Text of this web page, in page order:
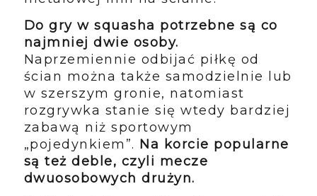
Do gry w squasha potrzebne są co
najmniej dwie osoby.
Naprzemiennie odbijać piłkę od
ścian można także samodzielnie lub
w szerszym gronie, natomiast
rozgrywka stanie się wtedy bardziej
zabawą niż sportowym
„pojedynkiem”. Na korcie popularne
są też deble, czyli mecze
dwuosobowych drużyn.